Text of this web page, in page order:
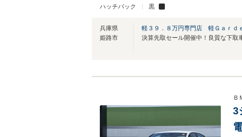
ハッチバック 黒
兵庫県
姫路市
軽３９．８万円専門店 軽Ｇａｒｄ
Ｂ
3